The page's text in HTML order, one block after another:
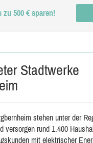
zu 500 € sparen!
Stadtwerke
stehen unter der
versorgen rund 1.400
mit elektrischer